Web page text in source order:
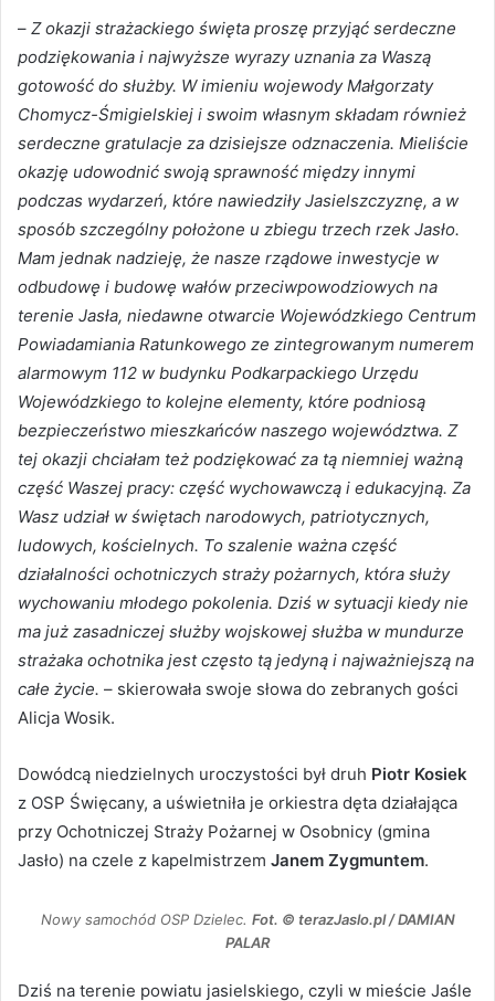
– Z okazji strażackiego święta proszę przyjąć serdeczne
podziękowania i najwyższe wyrazy uznania za Waszą
gotowość do służby. W imieniu wojewody Małgorzaty
Chomycz-Śmigielskiej i swoim własnym składam również
serdeczne gratulacje za dzisiejsze odznaczenia. Mieliście
okazję udowodnić swoją sprawność między innymi
podczas wydarzeń, które nawiedziły Jasielszczyznę, a w
sposób szczególny położone u zbiegu trzech rzek Jasło.
Mam jednak nadzieję, że nasze rządowe inwestycje w
odbudowę i budowę wałów przeciwpowodziowych na
terenie Jasła, niedawne otwarcie Wojewódzkiego Centrum
Powiadamiania Ratunkowego ze zintegrowanym numerem
alarmowym 112 w budynku Podkarpackiego Urzędu
Wojewódzkiego to kolejne elementy, które podniosą
bezpieczeństwo mieszkańców naszego województwa. Z
tej okazji chciałam też podziękować za tą niemniej ważną
część Waszej pracy: część wychowawczą i edukacyjną. Za
Wasz udział w świętach narodowych, patriotycznych,
ludowych, kościelnych. To szalenie ważna część
działalności ochotniczych straży pożarnych, która służy
wychowaniu młodego pokolenia. Dziś w sytuacji kiedy nie
ma już zasadniczej służby wojskowej służba w mundurze
strażaka ochotnika jest często tą jedyną i najważniejszą na
całe życie. – skierowała swoje słowa do zebranych gości
Alicja Wosik.
Dowódcą niedzielnych uroczystości był druh Piotr Kosiek
z OSP Święcany, a uświetniła je orkiestra dęta działająca
przy Ochotniczej Straży Pożarnej w Osobnicy (gmina
Jasło) na czele z kapelmistrzem Janem Zygmuntem.
Nowy samochód OSP Dzielec. Fot. © terazJaslo.pl / DAMIAN
PALAR
Dziś na terenie powiatu jasielskiego, czyli w mieście Jaśle